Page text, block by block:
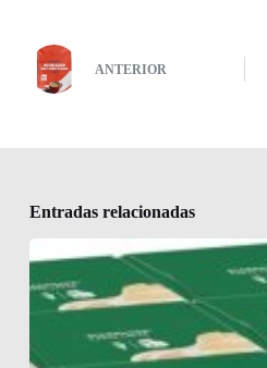
ANTERIOR
Entradas relacionadas